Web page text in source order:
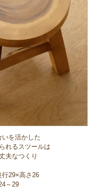
を活かした
れるスツールは
夫なつくり
29×高さ26
～29